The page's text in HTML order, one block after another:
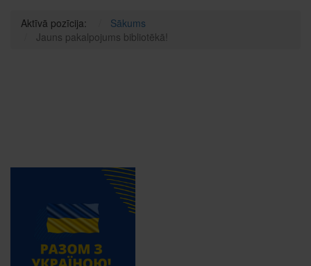
Aktīvā pozīcija:
Sākums
Jauns pakalpojums bibliotēkā!